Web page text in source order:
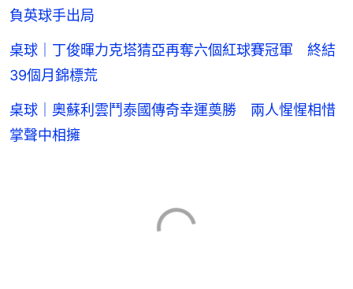
負英球手出局
桌球｜丁俊暉力克塔猜亞再奪六個紅球賽冠軍 終結
39個月錦標荒
桌球｜奧蘇利雲鬥泰國傳奇幸運奠勝 兩人惺惺相惜
掌聲中相擁